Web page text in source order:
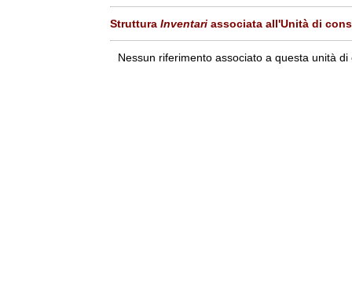
Struttura Inventari associata all'Unità di
Nessun riferimento associato a questa unità